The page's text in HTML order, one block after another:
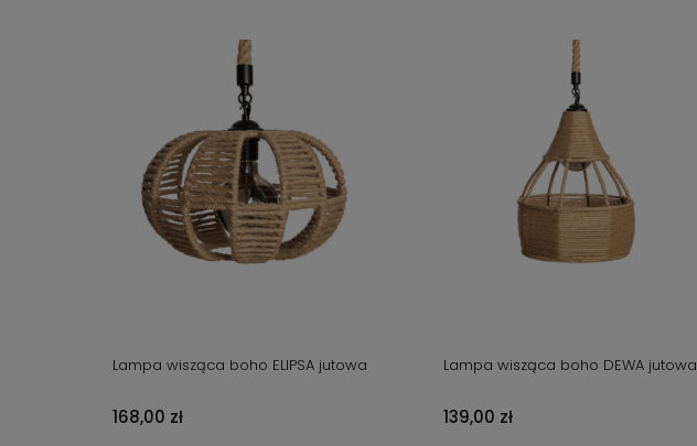
Lampa wisząca boho ELIPSA jutowa
168,00 zł
Lampa wisząca boho DEWA jutowa
139,00 zł